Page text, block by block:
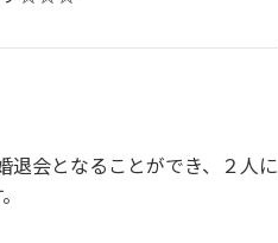
退会となることができ、２人に